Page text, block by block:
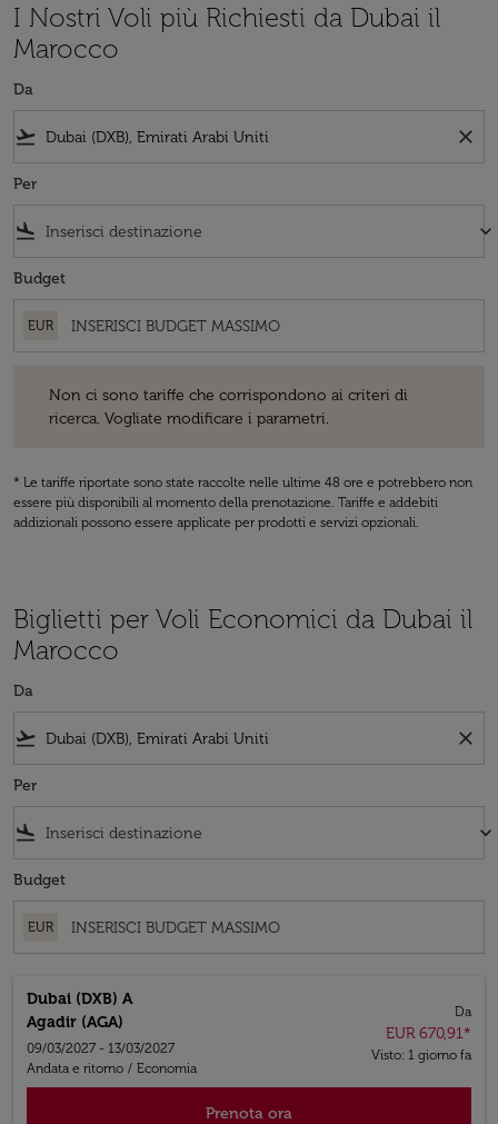
I Nostri Voli più Richiesti da Dubai il
Marocco
Da
flight_takeoff close
Per
flight_land keyboard_arrow_down
Budget
EUR
Non ci sono tariffe che corrispondono ai criteri di
ricerca. Vogliate modificare i parametri.
* Le tariffe riportate sono state raccolte nelle ultime 48 ore e potrebbero non
essere più disponibili al momento della prenotazione. Tariffe e addebiti
addizionali possono essere applicate per prodotti e servizi opzionali.
Biglietti per Voli Economici da Dubai il
Marocco
Da
flight_takeoff close
Per
flight_land keyboard_arrow_down
Budget
EUR
Dubai (DXB) A
Agadir (AGA)
09/03/2027 - 13/03/2027
Andata e ritorno / Economia
Da
EUR 670,91*
Visto: 1 giorno fa
Prenota ora